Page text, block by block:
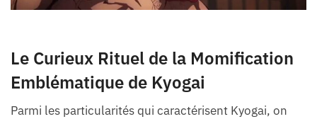
Le Curieux Rituel de la Momification
Emblématique de Kyogai
Parmi les particularités qui caractérisent Kyogai, on